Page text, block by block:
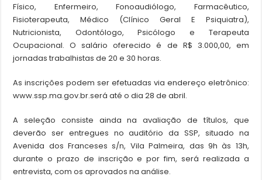
Físico, Enfermeiro, Fonoaudiólogo, Farmacêutico,
Fisioterapeuta, Médico (Clínico Geral E Psiquiatra),
Nutricionista, Odontólogo, Psicólogo e Terapeuta
Ocupacional. O salário oferecido é de R$ 3.000,00, em
jornadas trabalhistas de 20 e 30 horas.
As inscrições podem ser efetuadas via endereço eletrônico:
www.ssp.ma.gov.br.será até o dia 28 de abril.
A seleção consiste ainda na avaliação de títulos, que
deverão ser entregues no auditório da SSP, situado na
Avenida dos Franceses s/n, Vila Palmeira, das 9h às 13h,
durante o prazo de inscrição e por fim, será realizada a
entrevista, com os aprovados na análise.